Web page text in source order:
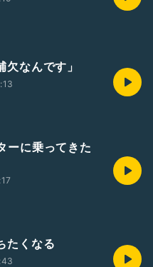
なんです」
ーに乗ってきた
たくなる